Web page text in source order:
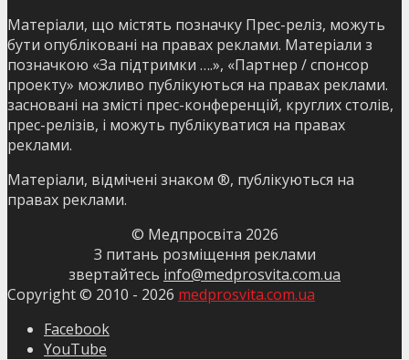
Матеріали, що містять позначку Прес-реліз, можуть
бути опубліковані на правах реклами. Матеріали з
позначкою «За підтримки ….», «Партнер / спонсор
проекту» можливо публікуються на правах реклами.
засновані на змісті прес-конференцій, круглих столів,
прес-релізів, і можуть публікуватися на правах
реклами.
Матеріали, відмічені знаком ®, публікуються на
правах реклами.
© Медпросвіта 2026
З питань розміщення реклами
звертайтесь info@medprosvita.com.ua
Copyright © 2010 - 2026 medprosvita.com.ua
Facebook
YouTube